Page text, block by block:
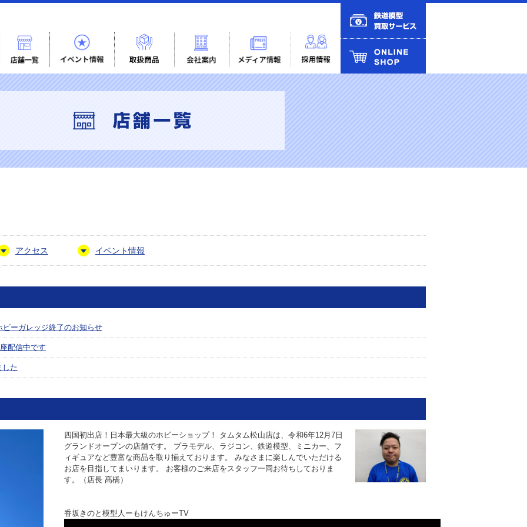
アクセス イベント情報
ーガレッジ終了のお知らせ
配信中です
した
四国初出店！日本最大級のホビーショップ！ タムタム松山店は、令和6年12月7日
グランドオープンの店舗です。 プラモデル、ラジコン、鉄道模型、ミニカー、フ
ィギュアなど豊富な商品を取り揃えております。 みなさまに楽しんでいただける
お店を目指してまいります。 お客様のご来店をスタッフ一同お待ちしておりま
す。（店長 髙橋）
香坂きのと模型人ーもけんちゅーTV